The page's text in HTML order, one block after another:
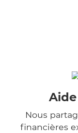
Nous
financières